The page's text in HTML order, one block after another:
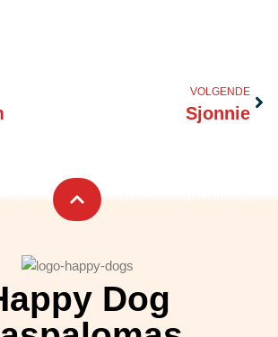
VOLGENDE
Sjonnie
Dog